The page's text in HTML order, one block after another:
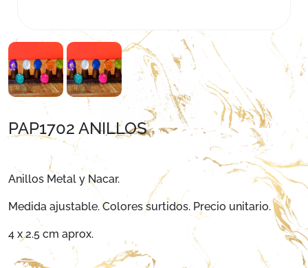
PAP1702 ANILLOS
Anillos Metal y Nacar.
Medida ajustable. Colores surtidos. Precio unitario.
4 x 2.5 cm aprox.